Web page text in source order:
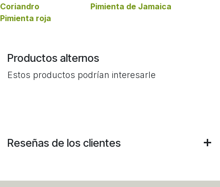
Coriandro Pimienta de Jamaica
Pimienta roja
Productos alternos
Estos productos podrían interesarle
Reseñas de los clientes